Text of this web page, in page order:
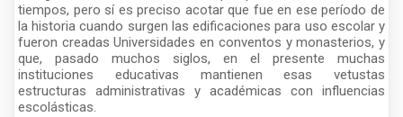
tiempos, pero sí es preciso acotar que fue en ese período de
la historia cuando surgen las edificaciones para uso escolar y
fueron creadas Universidades en conventos y monasterios, y
que, pasado muchos siglos, en el presente muchas
instituciones educativas mantienen esas vetustas
estructuras administrativas y académicas con influencias
escolásticas.